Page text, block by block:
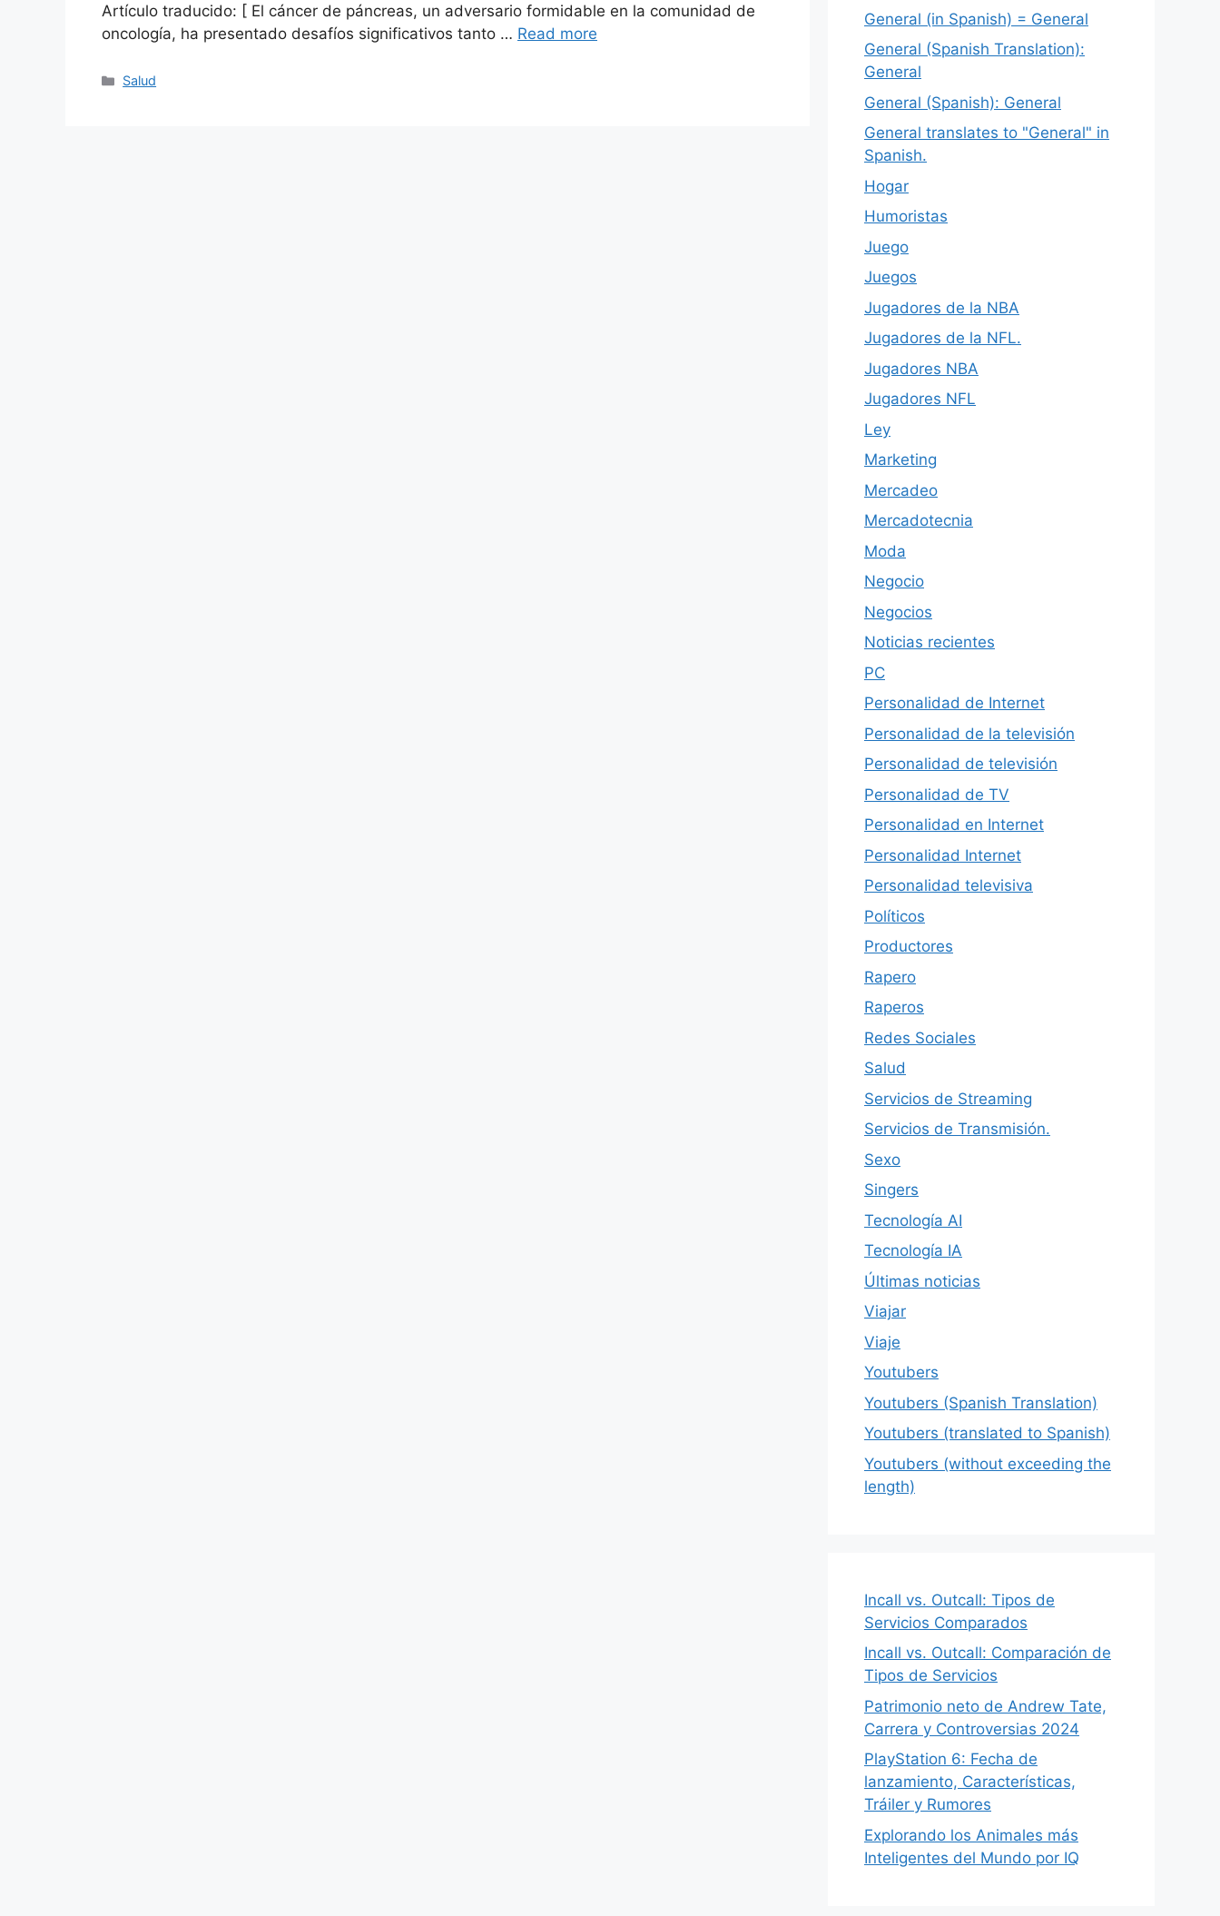
Artículo traducido: [ El cáncer de páncreas, un adversario formidable en la comunidad de
oncología, ha presentado desafíos significativos tanto … Read more
Categories
Salud
General (in Spanish) = General
General (Spanish Translation):
General
General (Spanish): General
General translates to "General" in
Spanish.
Hogar
Humoristas
Juego
Juegos
Jugadores de la NBA
Jugadores de la NFL.
Jugadores NBA
Jugadores NFL
Ley
Marketing
Mercadeo
Mercadotecnia
Moda
Negocio
Negocios
Noticias recientes
PC
Personalidad de Internet
Personalidad de la televisión
Personalidad de televisión
Personalidad de TV
Personalidad en Internet
Personalidad Internet
Personalidad televisiva
Políticos
Productores
Rapero
Raperos
Redes Sociales
Salud
Servicios de Streaming
Servicios de Transmisión.
Sexo
Singers
Tecnología AI
Tecnología IA
Últimas noticias
Viajar
Viaje
Youtubers
Youtubers (Spanish Translation)
Youtubers (translated to Spanish)
Youtubers (without exceeding the
length)
Incall vs. Outcall: Tipos de
Servicios Comparados
Incall vs. Outcall: Comparación de
Tipos de Servicios
Patrimonio neto de Andrew Tate,
Carrera y Controversias 2024
PlayStation 6: Fecha de
lanzamiento, Características,
Tráiler y Rumores
Explorando los Animales más
Inteligentes del Mundo por IQ